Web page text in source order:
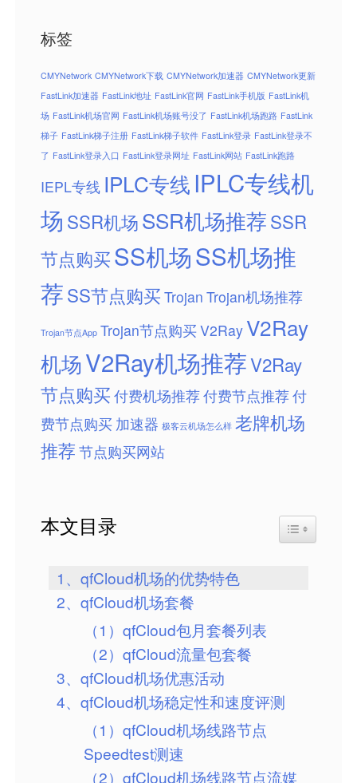
标签
CMYNetwork CMYNetwork下载 CMYNetwork加速器 CMYNetwork更新
FastLink加速器 FastLink地址 FastLink官网 FastLink手机版 FastLink机
场 FastLink机场官网 FastLink机场账号没了 FastLink机场跑路 FastLink
梯子 FastLink梯子注册 FastLink梯子软件 FastLink登录 FastLink登录不
了 FastLink登录入口 FastLink登录网址 FastLink网站 FastLink跑路
IEPL专线 IPLC专线 IPLC专线机
场 SSR机场SSR机场推荐SSR
节点购买SS机场SS机场推
荐SS节点购买 Trojan Trojan机场推荐
Trojan节点App Trojan节点购买V2Ray V2Ray
机场V2Ray机场推荐V2Ray
节点购买 付费机场推荐付费节点推荐付
费节点购买 加速器 极客云机场怎么样 老牌机场
推荐 节点购买网站
本文目录 Toggle
1、qfCloud机场的优势特色
2、qfCloud机场套餐
（1）qfCloud包月套餐列表
（2）qfCloud流量包套餐
3、qfCloud机场优惠活动
4、qfCloud机场稳定性和速度评测
（1）qfCloud机场线路节点
Speedtest测速
（2）qfCloud机场线路节点流媒